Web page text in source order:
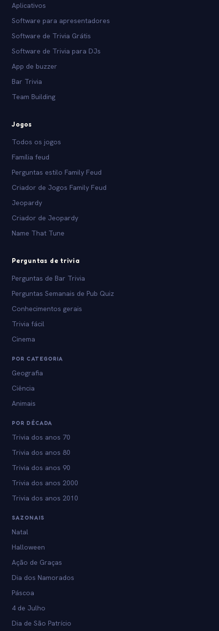
Aplicativos
Software para apresentadores
Software de Trivia Grátis
Software de Trivia para DJs
App de buzzer
Bar Trivia
Team Building
Jogos
Todos os jogos
Família feud
Perguntas estilo Family Feud
Criador de Jogos Family Feud
Jeopardy
Criador de Jeopardy
Name That Tune
Perguntas de trivia
Perguntas de Bar Trivia
Perguntas Semanais de Pub Quiz
Conhecimentos gerais
Trivia fácil
Cinema
POR CATEGORIA
Geografia
Ciência
Animais
POR DÉCADA
Trivia dos anos 70
Trivia dos anos 80
Trivia dos anos 90
Trivia dos anos 2000
Trivia dos anos 2010
SAZONAIS
Natal
Halloween
Ação de Graças
Dia dos Namorados
Páscoa
4 de Julho
Dia de São Patrício